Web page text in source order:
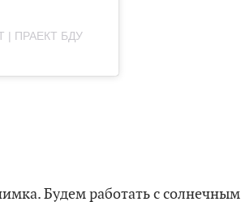
| ПРАЕКТ БДУ
Будем работать с солнечным